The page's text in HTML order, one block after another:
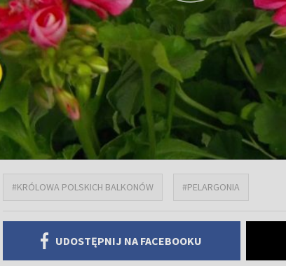
#KRÓLOWA POLSKICH BALKONÓW #PELARGONIA
UDOSTĘPNIJ NA FACEBOOKU